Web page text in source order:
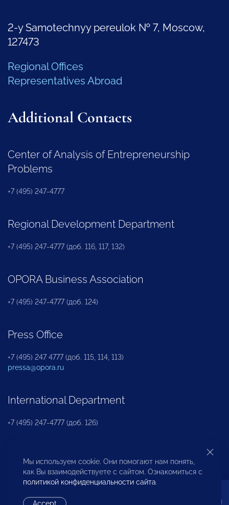
2-y Samotechnyy pereulok № 7, Moscow,
127473
Regional Offices
Representatives Abroad
Additional Contacts
Center of Analysis of Entrepreneurship
Problems
+7 (495) 247-4777
Regional Development Department
+7 (495) 247-4777 (доб. 116, 117, 132)
OPORA Business Association
+7 (495) 247-4777 (доб. 124)
Press Office
+7 (495) 247 4777 (доб. 115, 114, 113)
pressa@opora.ru
International Department
+7 (495) 247-4777 (доб. 126)
Business and Investment Rights Protection
Department
Мы используем cookie. Они помогают нам понять,
как Вы взаимодействуете с сайтом. Ознакомиться с
политикой конфиденциальности сайта.
Accept